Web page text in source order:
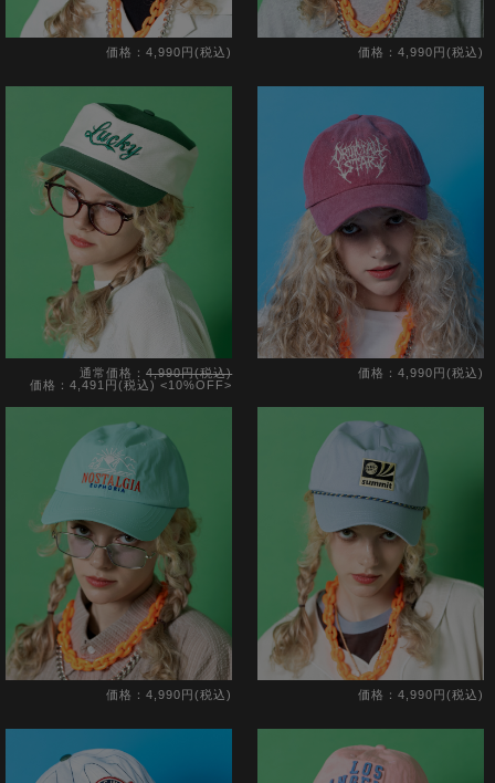
価格：4,990円(税込) 価格：4,990円(税込)
通常価格：4,990円(税込)
価格：4,491円(税込)<10%OFF>
価格：4,990円(税込)
価格：4,990円(税込) 価格：4,990円(税込)